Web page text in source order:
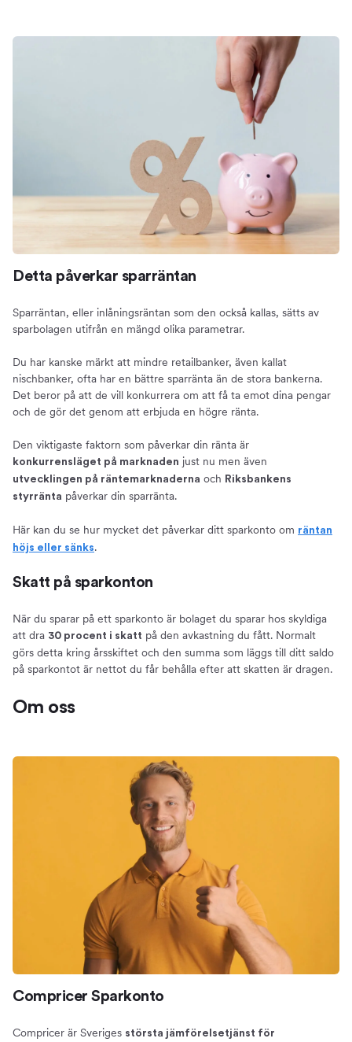
Detta påverkar sparräntan
Sparräntan, eller inlåningsräntan som den också kallas, sätts av
sparbolagen utifrån en mängd olika parametrar.
Du har kanske märkt att mindre retailbanker, även kallat
nischbanker, ofta har en bättre sparränta än de stora bankerna.
Det beror på att de vill konkurrera om att få ta emot dina pengar
och de gör det genom att erbjuda en högre ränta.
Den viktigaste faktorn som påverkar din ränta är
konkurrensläget på marknaden just nu men även
utvecklingen på räntemarknaderna och Riksbankens
styrränta påverkar din sparränta.
Här kan du se hur mycket det påverkar ditt sparkonto om räntan
höjs eller sänks.
Skatt på sparkonton
När du sparar på ett sparkonto är bolaget du sparar hos skyldiga
att dra 30 procent i skatt på den avkastning du fått. Normalt
görs detta kring årsskiftet och den summa som läggs till ditt saldo
på sparkontot är nettot du får behålla efter att skatten är dragen.
Om oss
Compricer Sparkonto
Compricer är Sveriges största jämförelsetjänst för